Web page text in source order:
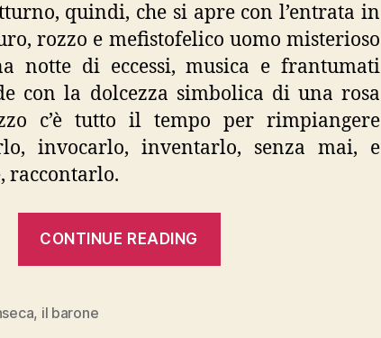
quindi, che si apre con l’entrata in
rozzo e mefistofelico uomo misterioso
notte di eccessi, musica e frantumati
con la dolcezza simbolica di una rosa
c’è tutto il tempo per rimpiangere
invocarlo, inventarlo, senza mai, e
raccontarlo.
CONTINUE READING
, il barone